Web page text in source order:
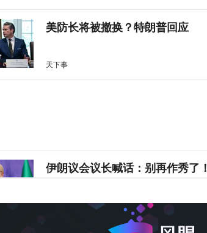
美防长将被撤换？特朗普回应
天下事
伊朗议会议长喊话：别再作秀了！
天下事